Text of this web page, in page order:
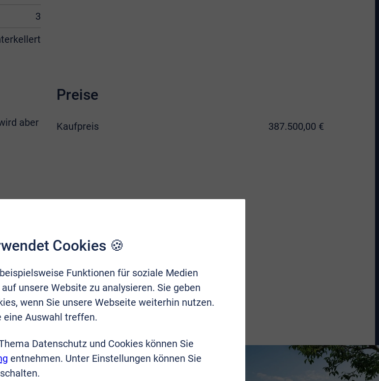
3
aber
Preise
Kaufpreis 387.500,00 €
Cookies 🍪
Funktionen für soziale Medien
unsere Website zu analysieren. Sie geben
wenn Sie unsere Webseite weiterhin nutzen.
eine Auswahl treffen.
Datenschutz und Cookies können Sie
entnehmen. Unter Einstellungen können Sie